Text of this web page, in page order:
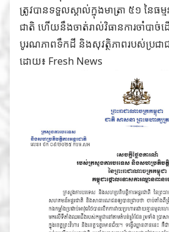
ត្រូវបានទទួលស្គាល់ក្នុងមាត្រា ៥១ នៃធម្
ជាតិ ហើយនឹងចាត់រាល់វិធានការចាំបាច់ដ
បូរណភាពទឹកដី និងសុវត្ថិភាពរបស់ប្រជា
ដោយ៖ Fresh News